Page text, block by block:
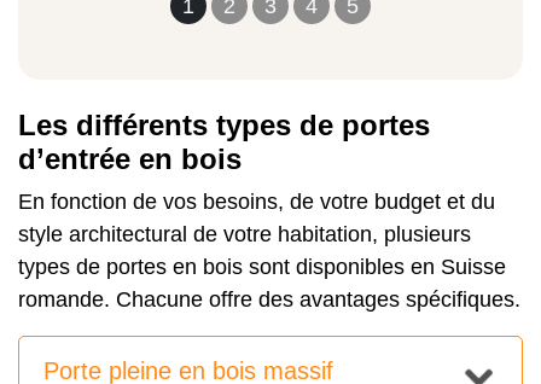
1 2 3 4 5
Les différents types de portes
d’entrée en bois
En fonction de vos besoins, de votre budget et du
style architectural de votre habitation, plusieurs
types de portes en bois sont disponibles en Suisse
romande. Chacune offre des avantages spécifiques.
Porte pleine en bois massif